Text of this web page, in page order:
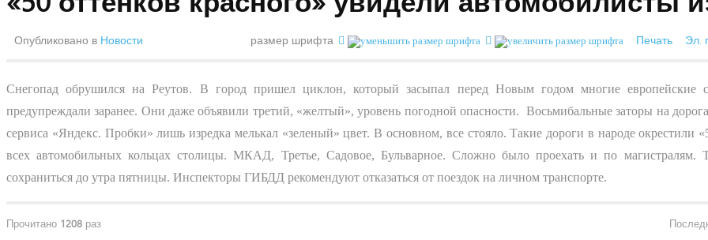
Опубликовано в Новости размер шрифта Печать Эл.
Снегопад обрушился на Реутов. В город пришел циклон, который засыпал перед Новым годом многие европейские
предупреждали заранее. Они даже объявили третий, «желтый», уровень погодной опасности. Восьмибальные заторы на
сервиса «Яндекс. Пробки» лишь изредка мелькал «зеленый» цвет. В основном, все стояло. Такие дороги в народе окрестили
всех автомобильных кольцах столицы. МКАД, Третье, Садовое, Бульварное. Сложно было проехать и по магистралям.
сохраниться до утра пятницы. Инспекторы ГИБДД рекомендуют отказаться от поездок на личном транспорте.
Прочитано 1208 раз